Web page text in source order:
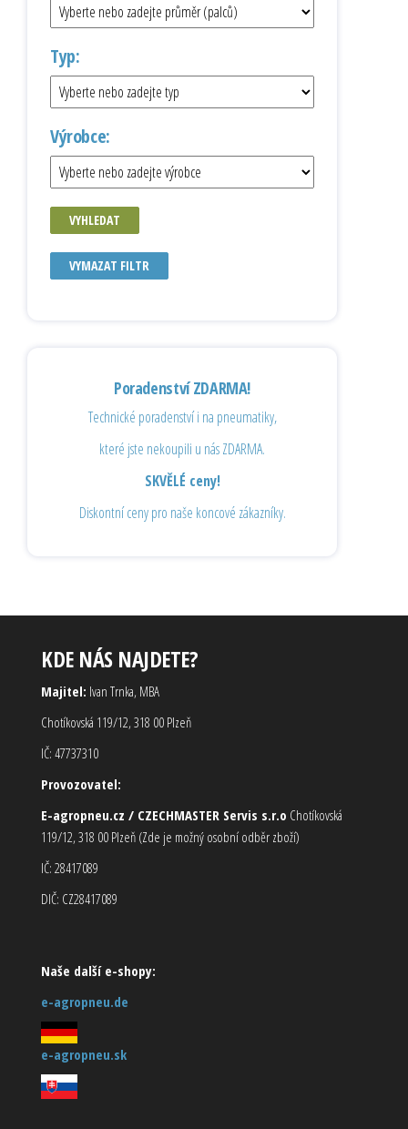
Typ:
Výrobce:
VYHLEDAT
VYMAZAT FILTR
Poradenství ZDARMA!
Technické poradenství i na pneumatiky,
které jste nekoupili u nás ZDARMA.
SKVĚLÉ ceny!
Diskontní ceny pro naše koncové zákazníky.
KDE NÁS NAJDETE?
Majitel: Ivan Trnka, MBA
Chotíkovská 119/12, 318 00 Plzeň
IČ: 47737310
Provozovatel:
E-agropneu.cz / CZECHMASTER Servis s.r.o Chotíkovská
119/12, 318 00 Plzeň (Zde je možný osobní odběr zboží)
IČ: 28417089
DIČ: CZ28417089
Naše další e-shopy:
e-agropneu.de
e-agropneu.sk